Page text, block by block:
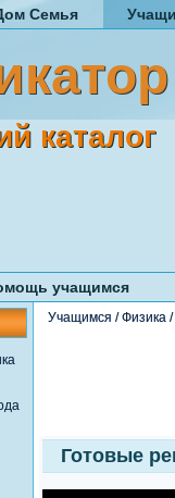
Семья
каталог
учащимся
Учащимся /Физика /
Готовые